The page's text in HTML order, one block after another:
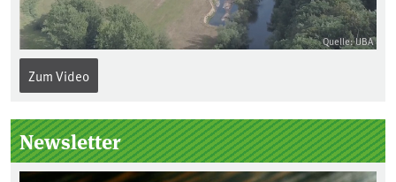
Quelle: UBA
Zum Video
Newsletter